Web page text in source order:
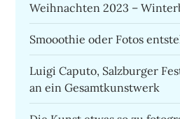
Weihnachten 2023 –
Smooothie oder Fotos
Luigi Caputo, Salzburger
an ein Gesamtkunstwerk